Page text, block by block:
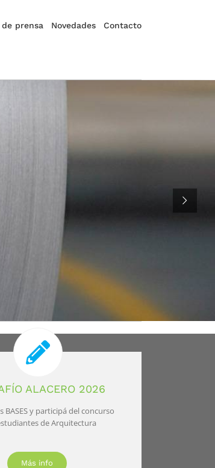
prensa Novedades Contacto
ALACERO 2026
BASES y participá del concurso
de Arquitectura
Más info